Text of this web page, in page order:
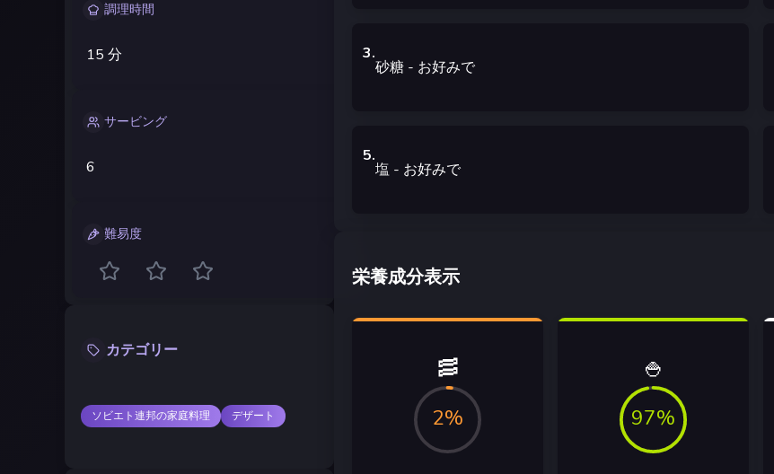
調理時間
15 分
サービング
6
難易度
カテゴリー
ソビエト連邦の家庭料理 デザート
3.
砂糖 - お好みで
5.
塩 - お好みで
栄養成分表示
🥓
2%
🍚
97%